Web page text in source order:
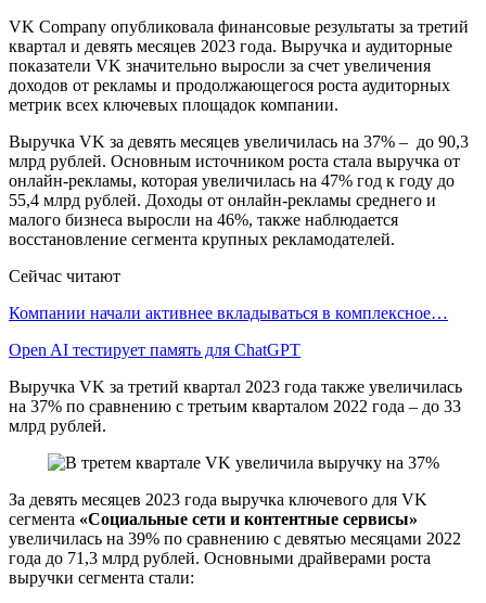
VK Company опубликовала финансовые результаты за третий
квартал и девять месяцев 2023 года. Выручка и аудиторные
показатели VK значительно выросли за счет увеличения
доходов от рекламы и продолжающегося роста аудиторных
метрик всех ключевых площадок компании.
Выручка VK за девять месяцев увеличилась на 37% – до 90,3
млрд рублей. Основным источником роста стала выручка от
онлайн-рекламы, которая увеличилась на 47% год к году до
55,4 млрд рублей. Доходы от онлайн-рекламы среднего и
малого бизнеса выросли на 46%, также наблюдается
восстановление сегмента крупных рекламодателей.
Сейчас читают
Компании начали активнее вкладываться в комплексное…
Open AI тестирует память для ChatGPT
Выручка VK за третий квартал 2023 года также увеличилась
на 37% по сравнению с третьим кварталом 2022 года – до 33
млрд рублей.
За девять месяцев 2023 года выручка ключевого для VK
сегмента «Социальные сети и контентные сервисы»
увеличилась на 39% по сравнению с девятью месяцами 2022
года до 71,3 млрд рублей. Основными драйверами роста
выручки сегмента стали: